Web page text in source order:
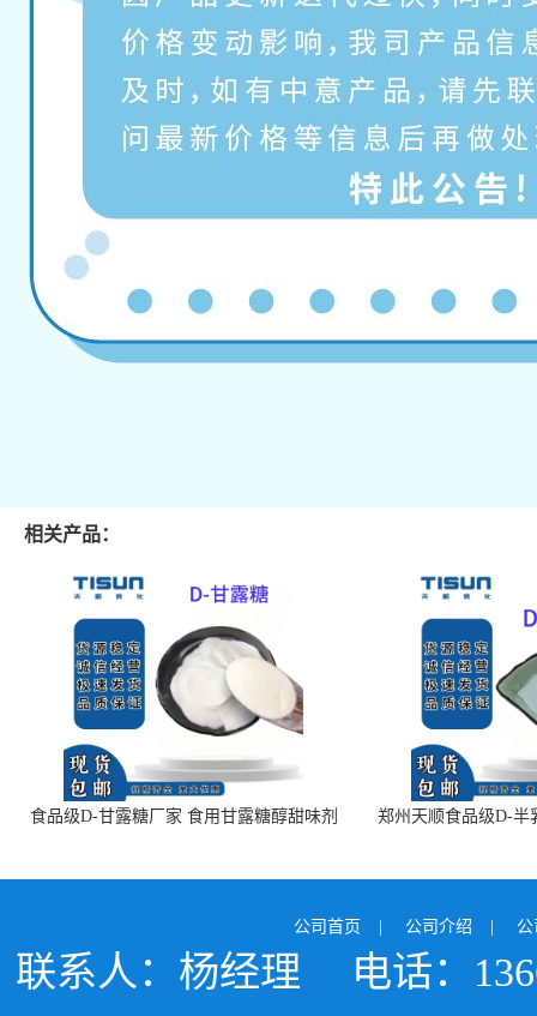
相关产品：
食品级D-甘露糖厂家 食用甘露糖醇甜味剂
郑州天顺食品级D-半
公司首页 | 公司介绍 |
联系人：杨经理 电话：